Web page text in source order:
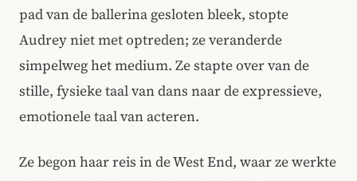
pad van de ballerina gesloten bleek, stopte
Audrey niet met optreden; ze veranderde
simpelweg het medium. Ze stapte over van de
stille, fysieke taal van dans naar de expressieve,
emotionele taal van acteren.
Ze begon haar reis in de West End, waar ze werkte